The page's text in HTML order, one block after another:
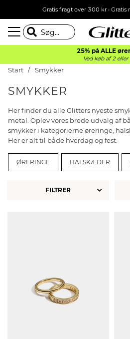
Gratis fragt over 300 kr •
25% på ALLE
Ved køb af 2 eller
Start Smykker
SMYKKER
Her finder du alle Glitters nyeste
metal. Oplev vores brede udvalg af
smykker i kategorierne øreringe,
Her er alt til både hverdag og fest.
ØRERINGE HALSKÆDER
FILTRER